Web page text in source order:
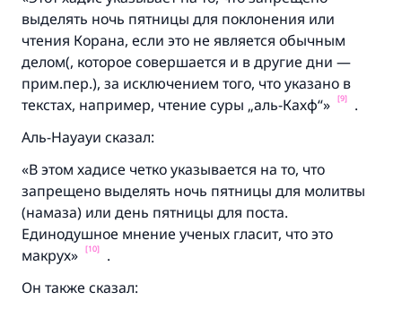
выделять ночь пятницы для поклонения или
чтения Корана, если это не является обычным
делом(, которое совершается и в другие дни —
прим.пер.), за исключением того, что указано в
текстах, например, чтение суры „аль-Кахф“»
[9]
.
Аль-Науауи сказал:
«В этом хадисе четко указывается на то, что
запрещено выделять ночь пятницы для молитвы
(намаза) или день пятницы для поста.
Единодушное мнение ученых гласит, что это
макрух» [10]
.
Он также сказал: